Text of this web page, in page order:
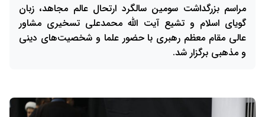
مراسم بزرگداشت سومین سالگرد ارتحال عالم مجاهد، زبان
گویای اسلام و تشیع آیت الله محمدعلی تسخیری مشاور
عالی مقام معظم رهبری با حضور علما و شخصیت‌های دینی
و مذهبی برگزار شد.